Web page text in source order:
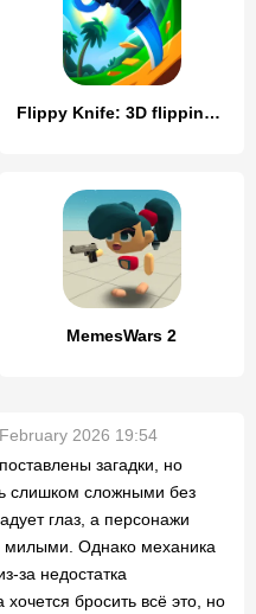
Flippy Knife: 3D flipping game
MemesWars 2
2026 19:54
загадки, но
слишком сложными без
глаз, а персонажи
милыми. Однако механика
за недостатка
бросить всё это, но